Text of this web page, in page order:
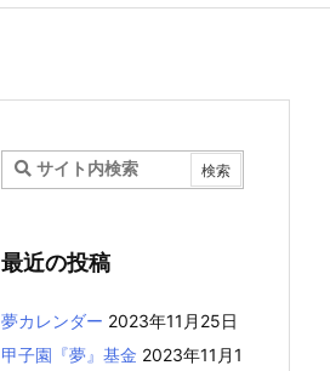
最近の投稿
夢カレンダー 2023年11月25日
甲子園『夢』基金 2023年11月1